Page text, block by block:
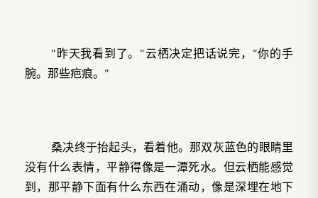
"昨天我看到了。"云栖决定把话说完，"你的手
腕。那些疤痕。"
桑决终于抬起头，看着他。那双灰蓝色的眼睛里
没有什么表情，平静得像是一潭死水。但云栖能感觉
到，那平静下面有什么东西在涌动，像是深埋在地下